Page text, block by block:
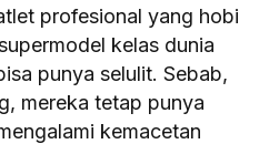
profesional yang hobi
kelas dunia
punya selulit. Sebab,
mereka tetap punya
kemacetan